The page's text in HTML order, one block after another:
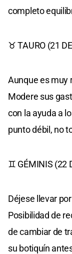
completo
♉ TAURO (21
Aunque es muy
Modere sus
con la ayuda a
punto débil, no
♊ GÉMINIS (22
Déjese llevar
Posibilidad de
de cambiar de
su botiquín